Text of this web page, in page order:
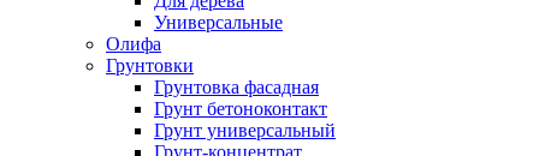
Универсальные
Олифа
Грунтовки
Грунтовка фасадная
Грунт бетоноконтакт
Грунт универсальный